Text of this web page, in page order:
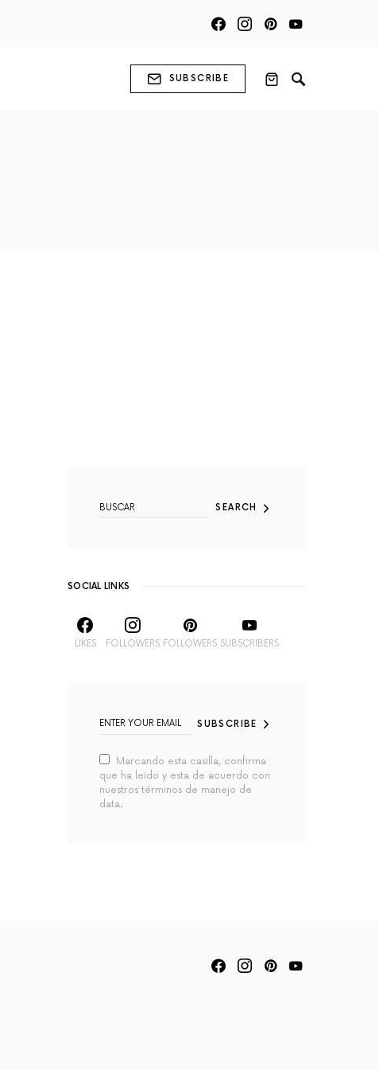
SUBSCRIBE
SEARCH
SOCIAL LINKS
LIKES FOLLOWERS FOLLOWERS SUBSCRIBERS
SUBSCRIBE
Marcando esta casilla, confirma
que ha leido y esta de acuerdo con
nuestros términos de manejo de
data.